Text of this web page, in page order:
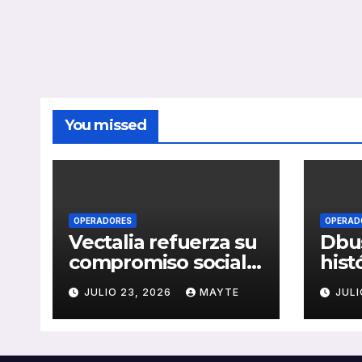
You missed
OPERADORES
Vectalia refuerza su
compromiso social y
medioambiental
con la publicación
de su Memoria de
JULIO 23, 2026 MAYTE
del